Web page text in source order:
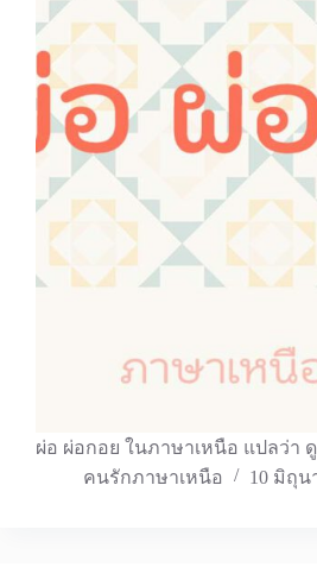
ผ่อ ผ่อกอย ในภาษาเหนือ แปลว่า
คนรักภาษาเหนือ
10 มิถุน